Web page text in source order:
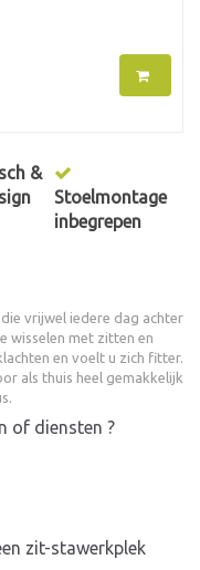
&
Stoelmontage
inbegrepen
vrijwel iedere dag achter
wisselen met zitten en
en voelt u zich fitter.
als thuis heel gemakkelijk
of diensten ?
zit-stawerkplek